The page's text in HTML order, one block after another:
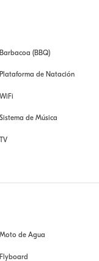
(BBQ)
Plataforma de Natación
de Música
TV
Moto de Agua